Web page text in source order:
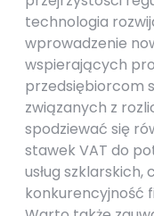
technologia
wprowadzenie
wspierających
przedsiębiorcom
związanych z
spodziewać się
stawek VAT do
usług szklarskich,
konkurencyjność